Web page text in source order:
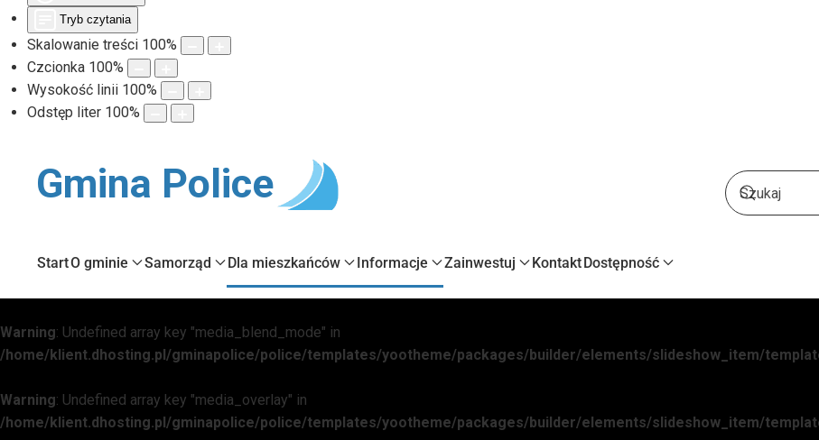
Tryb czytania
Skalowanie treści 100%
Czcionka 100%
Wysokość linii 100%
Odstęp liter 100%
Gmina Police
StartO gminie Samorząd Dla mieszkańców Informacje Zainwestuj KontaktDostępność
Warning: Undefined array key "media_blend_mode" in
/home/klient.dhosting.pl/gminapolice/police/templates/yootheme/packages/builder/elements/slideshow_item/
Warning: Undefined array key "media_overlay" in
/home/klient.dhosting.pl/gminapolice/police/templates/yootheme/packages/builder/elements/slideshow_item/